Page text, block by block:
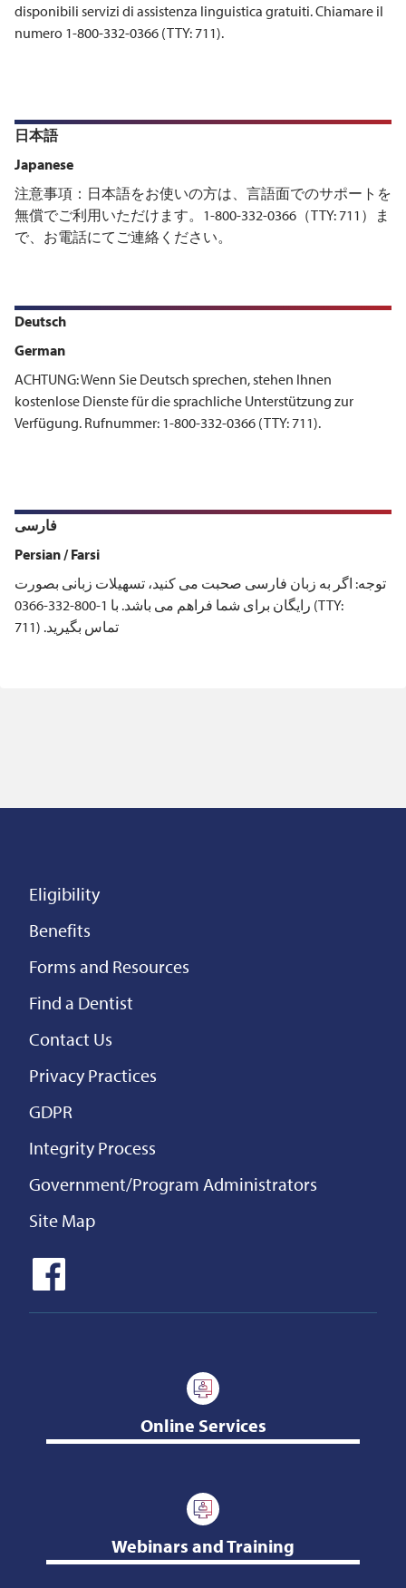
disponibili servizi di assistenza linguistica gratuiti. Chiamare il
numero 1-800-332-0366 (TTY: 711).
日本語
Japanese
注意事項：日本語をお使いの方は、言語面でのサポートを
無償でご利用いただけます。1-800-332-0366（TTY: 711）ま
で、お電話にてご連絡ください。
Deutsch
German
ACHTUNG: Wenn Sie Deutsch sprechen, stehen Ihnen
kostenlose Dienste für die sprachliche Unterstützung zur
Verfügung. Rufnummer: 1-800-332-0366 (TTY: 711).
فارسی
Persian / Farsi
توجه: اگر به زبان فارسی صحبت می کنيد، تسهيلات زبانی بصورت
رايگان برای شما فراهم می باشد. با 1-800-332-0366 (TTY:
711)‎ تماس بگيريد.‏
Eligibility
Benefits
Forms and Resources
Find a Dentist
Contact Us
Privacy Practices
GDPR
Integrity Process
Government/Program Administrators
Site Map
Online Services
Webinars and Training